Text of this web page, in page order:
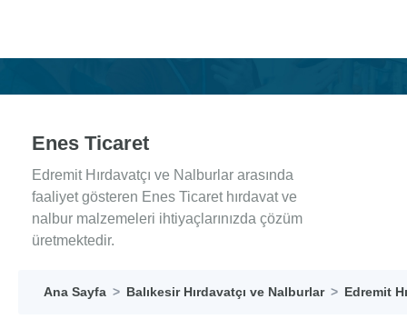
Enes Ticaret
Edremit Hırdavatçı ve Nalburlar arasında
faaliyet gösteren Enes Ticaret hırdavat ve
nalbur malzemeleri ihtiyaçlarınızda çözüm
üretmektedir.
Ana Sayfa Balıkesir Hırdavatçı ve Nalburlar Edremit